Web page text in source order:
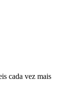
cada vez mais